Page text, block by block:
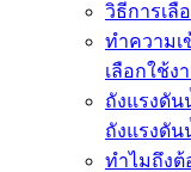
วิธีการเลื
ทำความเ
เลือกใช้ง
ถังแรงดัน
ถังแรงดัน
ทำไมถึงต้